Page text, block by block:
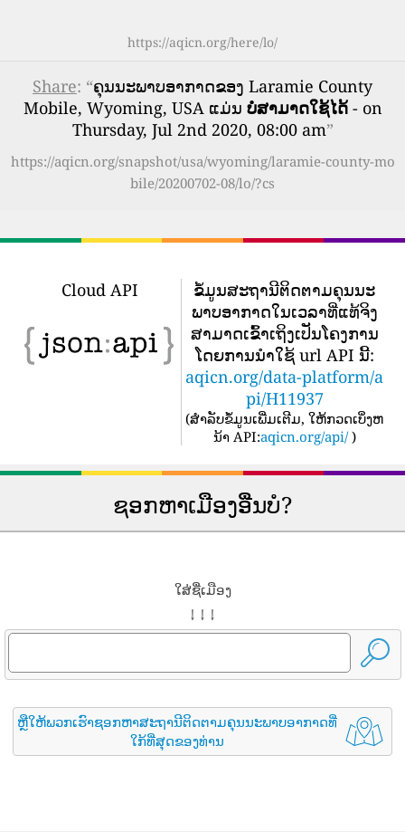
https://aqicn.org/here/lo/
Share: “ຄຸນນະພາບອາກາດຂອງ Laramie County
Mobile, Wyoming, USA ແມ່ນ ບໍ່ສາມາດໃຊ້ໄດ້- on
Thursday, Jul 2nd 2020, 08:00 am”
https://aqicn.org/snapshot/usa/wyoming/laramie-county-mo
bile/20200702-08/lo/?cs
Cloud API
ຂໍ້​ມູນ​ສະ​ຖາ​ນີ​ຕິດ​ຕາມ​ຄຸນ​ນະ​
ພາບ​ອາ​ກາດ​ໃນ​ເວ​ລາ​ທີ່​ແທ້​ຈິງ​
ສາ​ມາດ​ເຂົ້າ​ເຖິງ​ເປັນ​ໂຄງ​ການ​
ໂດຍ​ການ​ນໍາ​ໃຊ້ url API ນີ້​:
aqicn.org/data-platform/a
pi/H11937
(ສໍາລັບຂໍ້ມູນເພີ່ມເຕີມ, ໃຫ້ກວດເບິ່ງຫ
ນ້າ API:aqicn.org/api/ )
ຊອກຫາເມືອງອື່ນບໍ?
ໃສ່ຊື່ເມືອງ
↓ ↓ ↓
ຫຼືໃຫ້ພວກເຮົາຊອກຫາສະຖານີຕິດຕາມຄຸນນະພາບອາກາດທີ່
ໃກ້ທີ່ສຸດຂອງທ່ານ